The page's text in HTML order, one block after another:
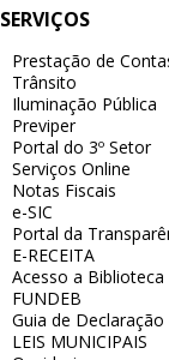
SERVIÇOS
Prestação de
Trânsito
Iluminação Pública
Previper
Portal do 3º Setor
Serviços Online
Notas Fiscais
e-SIC
Portal da
E-RECEITA
Acesso a Biblioteca
FUNDEB
Guia de
LEIS MUNICIPAIS